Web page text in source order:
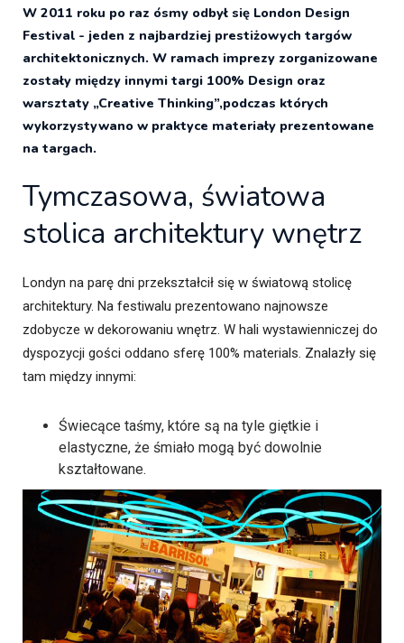
W 2011 roku po raz ósmy odbył się London Design
Festival - jeden z najbardziej prestiżowych targów
architektonicznych. W ramach imprezy zorganizowane
zostały między innymi targi 100% Design oraz
warsztaty „Creative Thinking”,podczas których
wykorzystywano w praktyce materiały prezentowane
na targach.
Tymczasowa, światowa
stolica architektury wnętrz
Londyn na parę dni przekształcił się w światową stolicę
architektury. Na festiwalu prezentowano najnowsze
zdobycze w dekorowaniu wnętrz. W hali wystawienniczej do
dyspozycji gości oddano sferę 100% materials. Znalazły się
tam między innymi:
Świecące taśmy, które są na tyle giętkie i
elastyczne, że śmiało mogą być dowolnie
kształtowane.